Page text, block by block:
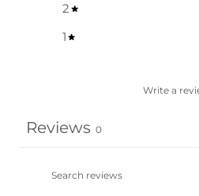
2
1
Write a
Reviews 0